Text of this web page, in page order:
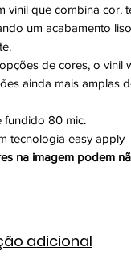
vinil que combina cor,
um acabamento
de cores, o vinil
ainda mais amplas
fundido 80 mic.
tecnologia easy apply
na imagem podem
adicional